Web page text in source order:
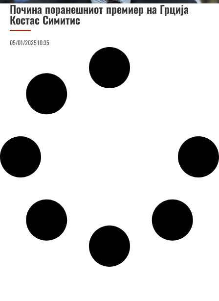
Почина поранешниот премиер на Грција
Костас Симитис
05/01/202510:35